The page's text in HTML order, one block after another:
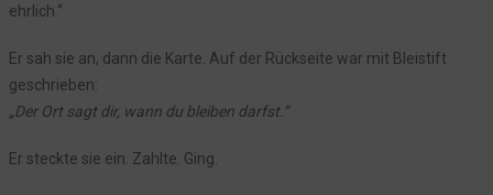
Episode 7: Die Akademie Sankelmark
Episode 6: Die Lichter auf dem See
Episode 5: Die Gravuren im Nebel
Episode 4: Das verlorene Boot
ehrlich.“
Er sah sie an, dann die Karte. Auf der Rückseite war mit Bleistift
geschrieben:
„Der Ort sagt dir, wann du bleiben darfst.“
Er steckte sie ein. Zahlte. Ging.